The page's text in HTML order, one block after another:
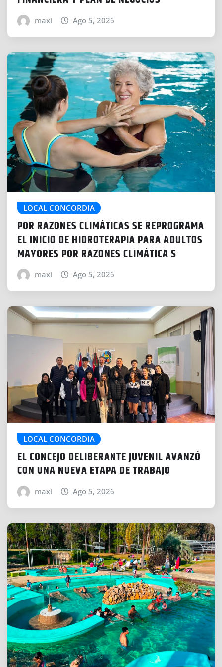
maxi Ago 5, 2026
LOCAL CONCORDIA
POR RAZONES CLIMÁTICAS SE REPROGRAMA
EL INICIO DE HIDROTERAPIA PARA ADULTOS
MAYORES POR RAZONES CLIMÁTICA S
maxi Ago 5, 2026
LOCAL CONCORDIA
EL CONCEJO DELIBERANTE JUVENIL AVANZÓ
CON UNA NUEVA ETAPA DE TRABAJO
maxi Ago 5, 2026